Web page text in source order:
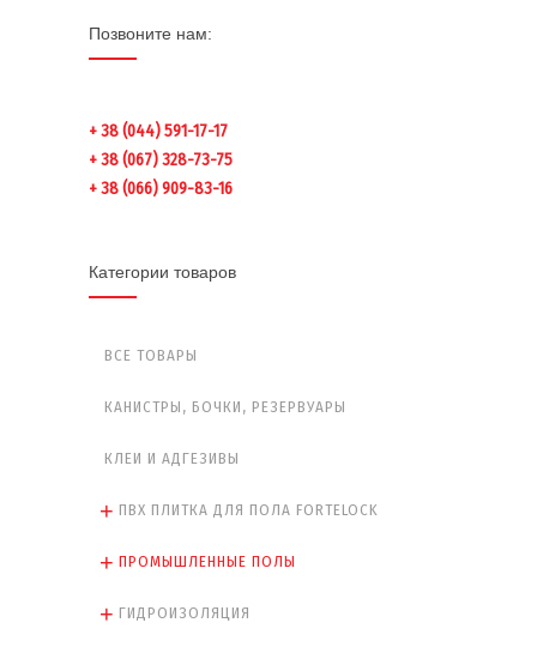
Позвоните нам:
+ 38 (044) 591-17-17
+ 38 (067) 328-73-75
+ 38 (066) 909-83-16
Категории товаров
ВСЕ ТОВАРЫ
КАНИСТРЫ, БОЧКИ, РЕЗЕРВУАРЫ
КЛЕИ И АДГЕЗИВЫ
ПВХ ПЛИТКА ДЛЯ ПОЛА FORTELOCK
ПРОМЫШЛЕННЫЕ ПОЛЫ
ГИДРОИЗОЛЯЦИЯ